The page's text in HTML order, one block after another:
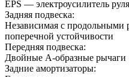
EPS — электроусилитель руля
Задняя подвеска:
Независимая с продольными
поперечной устойчивости
Передняя подвеска:
Двойные А-образные рычаги
Задние амортизаторы: